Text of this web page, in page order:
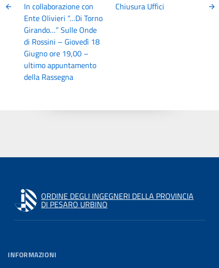
In collaborazione con
Ente Olivieri “…Di Torno
Girando…” Sulle Onde
di Rossini – Giovedì 18
Giugno ore 19,00 –
ultimo appuntamento
della Rassegna
Chiusura Uffici
ORDINE DEGLI INGEGNERI DELLA PROVINCIA
DI PESARO URBINO
INFORMAZIONI